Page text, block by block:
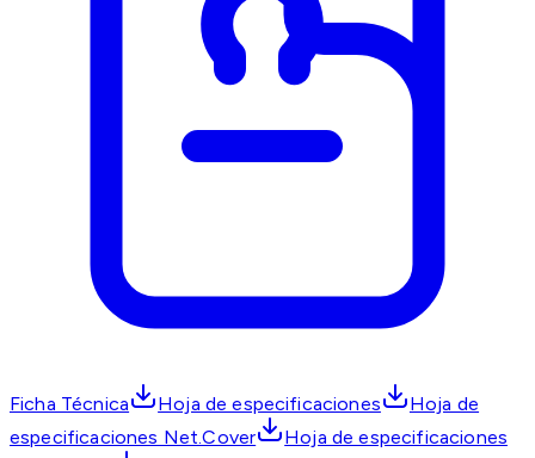
Ficha Técnica Hoja de especificaciones
Hoja de
especificaciones Net.Cover
Hoja de especificaciones